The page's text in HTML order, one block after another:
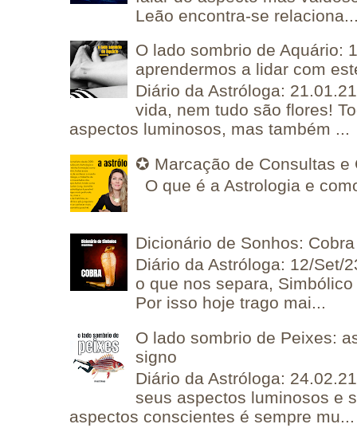
Leão encontra-se
O lado sombrio de Aquário:
aprendermos a lidar com
Diário da Astróloga:
vida, nem tudo são flores!
aspectos luminosos, mas também ...
✪ Marcação de Consultas e
O que é a Astrologia e
Dicionário de Sonhos: Cobra
Diário da Astróloga: 12/Set/
o que nos separa,
Por isso hoje trago mai...
O lado sombrio de Peixes:
signo
Diário da Astróloga:
seus aspectos luminosos e
aspectos conscientes é sempre mu...